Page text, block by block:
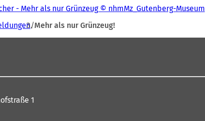
- Mehr als nur Grünzeug © nhmMz_Gutenberg-Museum
Mehr als nur Grünzeug!
1